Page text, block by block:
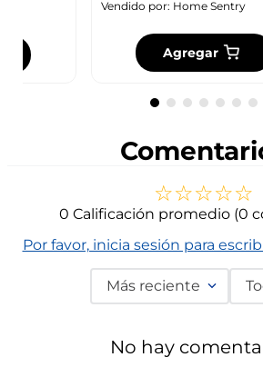
Vendido por: Home Sentry
Agregar
☆☆☆☆☆
0 Calificación promedio (0
Por favor, inicia sesión para
Más reciente
No hay